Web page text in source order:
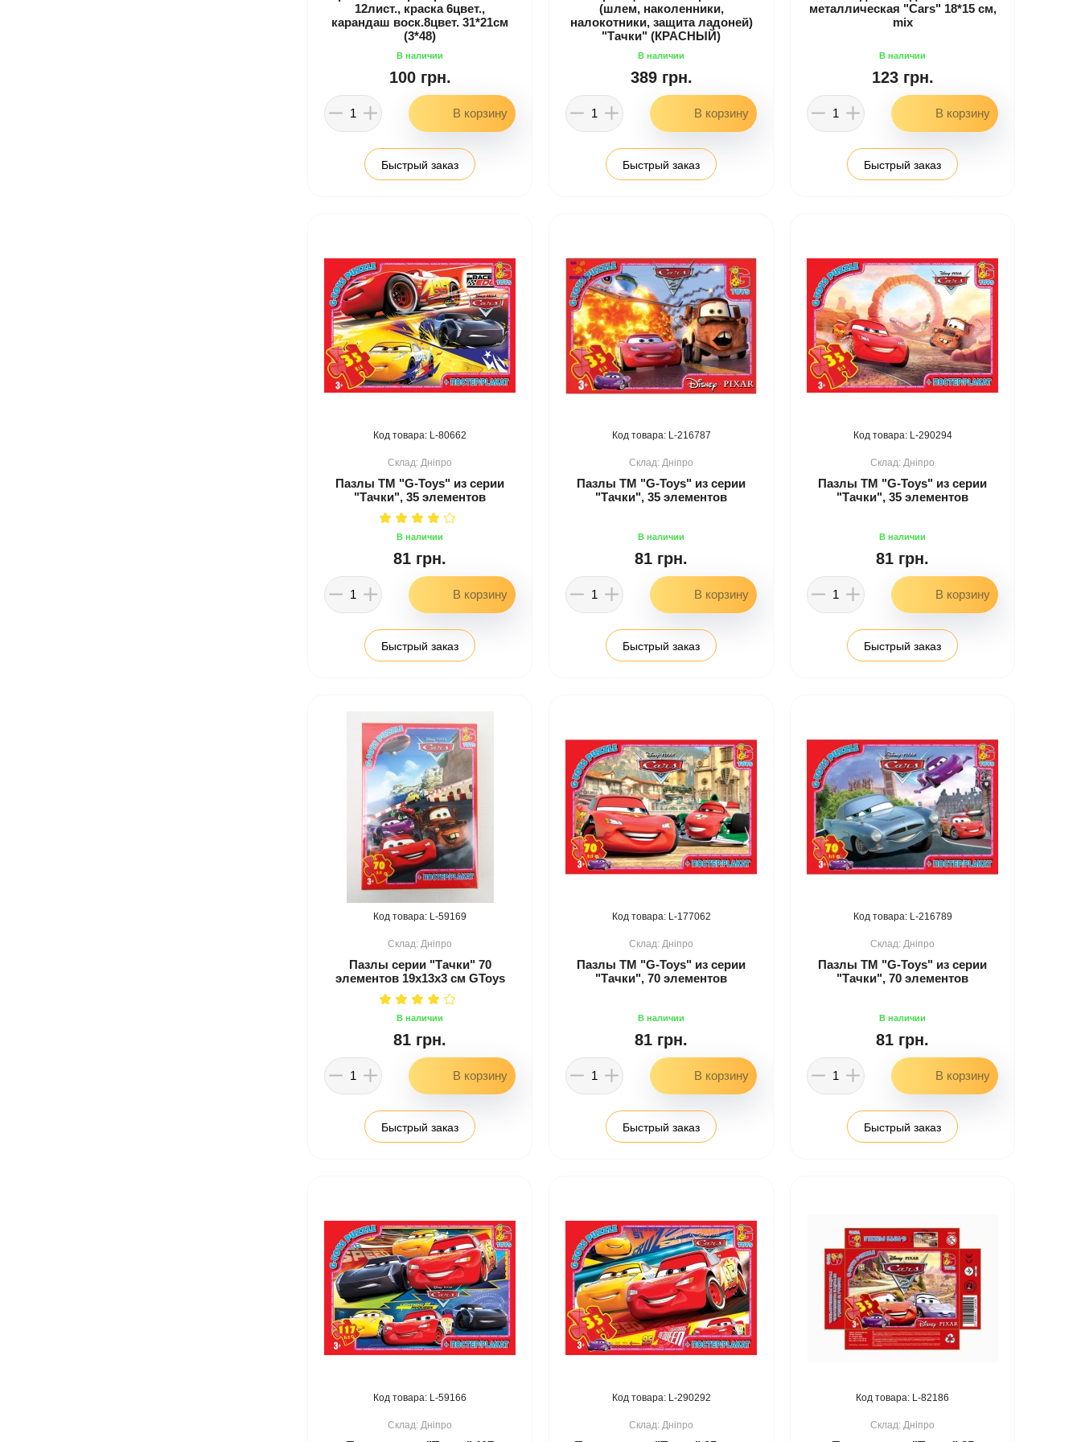
12лист., краска 6цвет.,
карандаш воск.8цвет. 31*21см
(3*48)
100 грн.
Быстрый заказ
(шлем, наколенники,
налокотники, защита ладоней)
"Тачки" (КРАСНЫЙ)
389 грн.
Быстрый заказ
металлическая "Cars" 18*15 см,
mix
123 грн.
Быстрый заказ
80662
Дніпро
Пазлы ТМ "G-Toys" из серии
"Тачки", 35 элементов
81 грн.
Быстрый заказ
216787
Дніпро
Пазлы ТМ "G-Toys" из серии
"Тачки", 35 элементов
81 грн.
Быстрый заказ
290294
Дніпро
Пазлы ТМ "G-Toys" из серии
"Тачки", 35 элементов
81 грн.
Быстрый заказ
59169
Дніпро
Пазлы серии "Тачки" 70
элементов 19х13х3 см GToys
81 грн.
Быстрый заказ
177062
Дніпро
Пазлы ТМ "G-Toys" из серии
"Тачки", 70 элементов
81 грн.
Быстрый заказ
216789
Дніпро
Пазлы ТМ "G-Toys" из серии
"Тачки", 70 элементов
81 грн.
Быстрый заказ
59166
Дніпро
290292
Дніпро
82186
Дніпро